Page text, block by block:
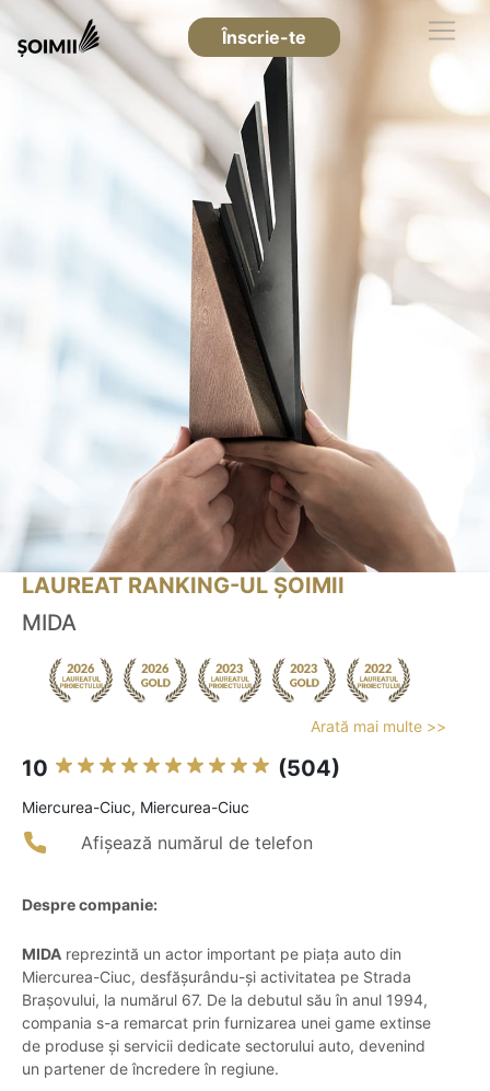
Înscrie-te
LAUREAT RANKING-UL ȘOIMII
MIDA
Arată mai multe >>
10 (504)
Miercurea-Ciuc, Miercurea-Ciuc
Afișează numărul de telefon
Despre companie:
MIDA reprezintă un actor important pe piața auto din
Miercurea-Ciuc, desfășurându-și activitatea pe Strada
Brașovului, la numărul 67. De la debutul său în anul 1994,
compania s-a remarcat prin furnizarea unei game extinse
de produse și servicii dedicate sectorului auto, devenind
un partener de încredere în regiune.